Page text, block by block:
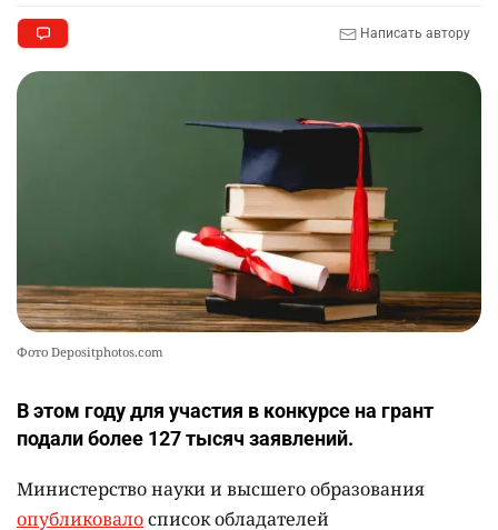
10
Написать автору
Фото Depositphotos.com
В этом году для участия в конкурсе на грант
подали более 127 тысяч заявлений.
Министерство науки и высшего образования
опубликовалосписок обладателей